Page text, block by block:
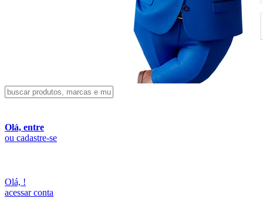
Olá, entre
ou cadastre-se
Olá, !
acessar conta